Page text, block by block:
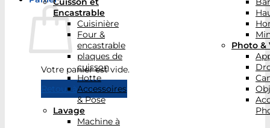
Votre panier est vide.
Retour à la boutique
Encastrable
Cuisinière
Four &
encastrable
plaques de
cuisson
Hotte
Accessoires
& Pose
Lavage
Machine à
Photo &